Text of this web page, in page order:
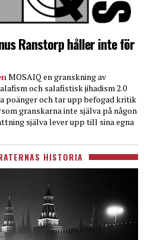
Ranstorp håller inte för
MOSAIQ en granskning av
och salafistisk jihadism 2.0
poänger och tar upp befogad kritik
granskarna inte själva på någon
själva lever upp till sina egna
HISTORIA